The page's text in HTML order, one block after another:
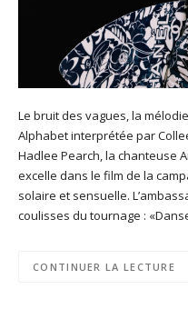
Le bruit des vagues, la
Alphabet interprétée par
Hadlee Pearch, la chanteuse
excelle dans le film de la
solaire et sensuelle.
coulisses du tournage :
CONTINUER LA LECTURE